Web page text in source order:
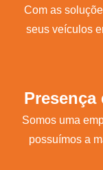
Com as
seus veículos
Presença
Somos uma
possuímos a